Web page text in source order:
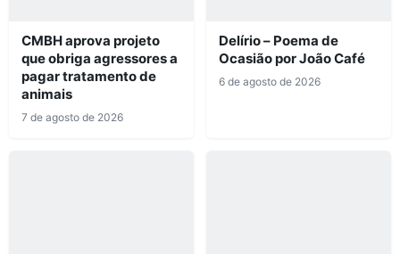
CMBH aprova projeto
que obriga agressores a
pagar tratamento de
animais
7 de agosto de 2026
Delírio – Poema de
Ocasião por João Café
6 de agosto de 2026